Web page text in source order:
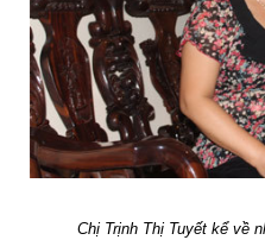
Chị Trịnh Thị Tuyết kể về